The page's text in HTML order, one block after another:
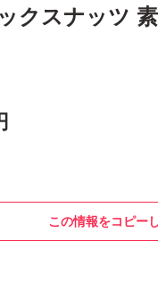
クスナッツ
この情報をコピー